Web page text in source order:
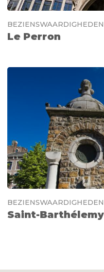
BEZIENSWAARDIGHEDEN
Le Perron
BEZIENSWAARDIGHEDEN
Saint-